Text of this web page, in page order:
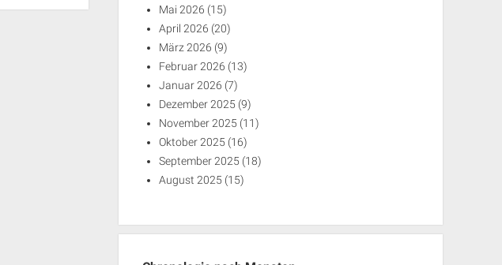
Mai 2026 (15)
April 2026 (20)
März 2026 (9)
Februar 2026 (13)
Januar 2026 (7)
Dezember 2025 (9)
November 2025 (11)
Oktober 2025 (16)
September 2025 (18)
August 2025 (15)